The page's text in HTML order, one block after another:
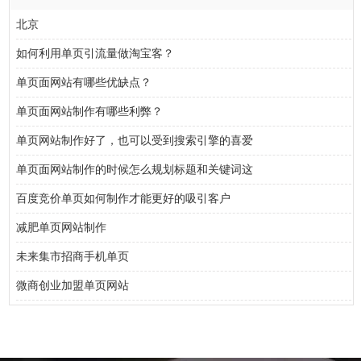
北京
如何利用单页引流量做淘宝客？
单页面网站有哪些优缺点？
单页面网站制作有哪些利弊？
单页网站制作好了，也可以受到搜索引擎的喜爱
单页面网站制作的时候怎么规划标题和关键词这
百度竞价单页如何制作才能更好的吸引客户
减肥单页网站制作
未来集市招商手机单页
微商创业加盟单页网站